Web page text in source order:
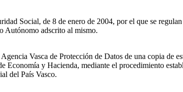
Social, de 8 de enero de 2004, por el que se
Autónomo adscrito al mismo.
Vasca de Protección de Datos de una copia de
Economía y Hacienda, mediante el procedimiento
del País Vasco.